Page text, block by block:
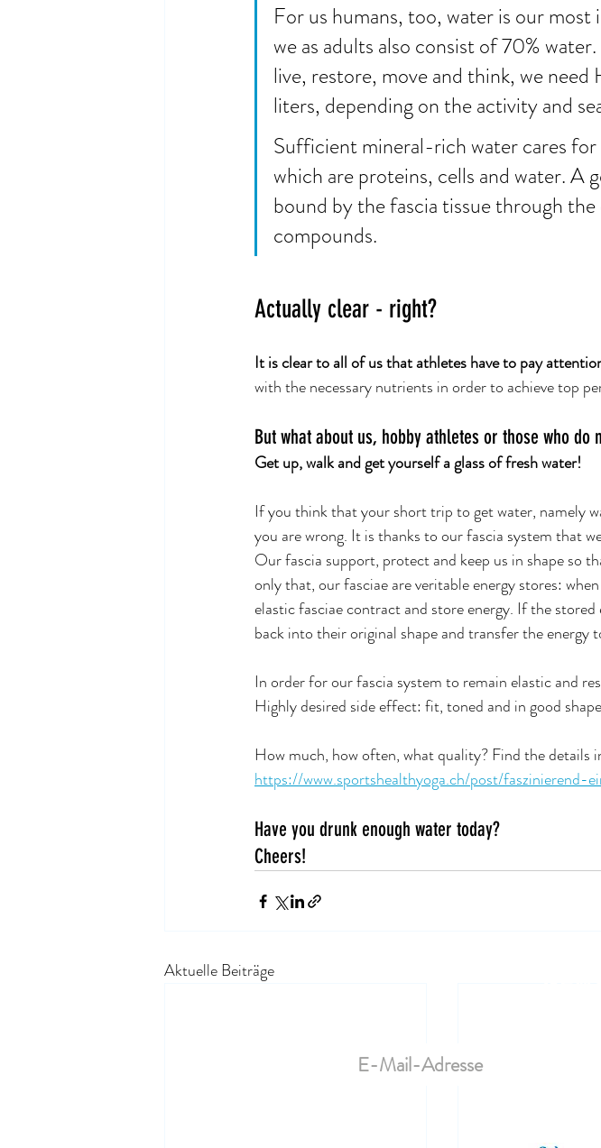
For us humans, too, water is our
we as adults also consist of 70%
live, restore, move and think, we
liters, depending on the activity and
Sufficient mineral-rich water cares
which are proteins, cells and water. A
bound by the fascia tissue through
compounds.
Actually clear - right?
It is clear to all of us that athletes have to pay
with the necessary nutrients in order to achieve top
But what about us, hobby athletes or those who do
Get up, walk and get yourself a glass of fresh water!
If you think that your short trip to get water, namely
you are wrong. It is thanks to our fascia system that
Our fascia support, protect and keep us in shape so
only that, our fasciae are veritable energy stores:
elastic fasciae contract and store energy. If the
back into their original shape and transfer the energy
In order for our fascia system to remain elastic and
Highly desired side effect: fit, toned and in good
How much, how often, what quality? Find the details
https://www.sportshealthyoga.ch/post/faszinierend-
Have you drunk enough water today?
Cheers!
Aktuelle Beiträge